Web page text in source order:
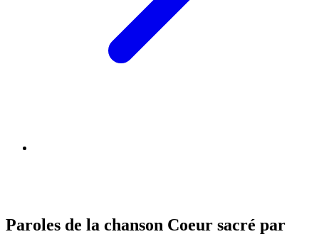
Paroles de la chanson Coeur sacré par